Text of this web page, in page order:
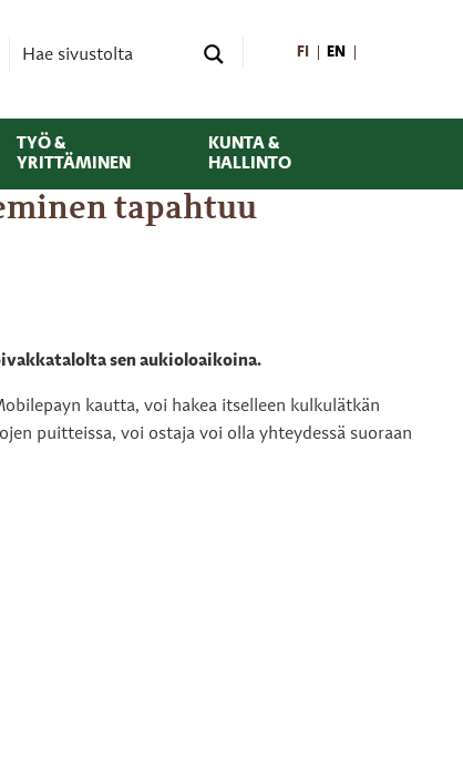
FI EN
TYÖ &
YRITTÄMINEN
KUNTA &
HALLINTO
tapahtuu
sen aukioloaikoina.
kautta, voi hakea itselleen kulkulätkän
puitteissa, voi ostaja voi olla yhteydessä suoraan